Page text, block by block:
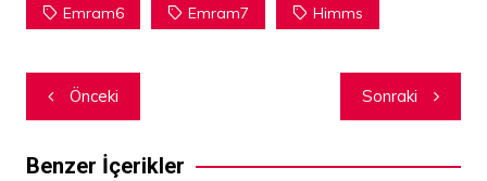
Emram6 Emram7 Himms
Yazı
dolaşımı
Önceki Sonraki
Benzer İçerikler